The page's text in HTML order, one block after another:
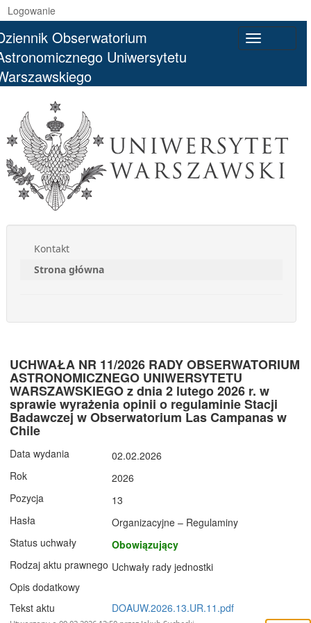
Logowanie
navigation
Obserwatorium
Uniwersytetu
Kontakt
Strona główna
UCHWAŁA NR 11/2026 RADY OBSERWATORIUM
ASTRONOMICZNEGO UNIWERSYTETU
WARSZAWSKIEGO z dnia 2 lutego 2026 r. w
sprawie wyrażenia opinii o regulaminie Stacji
Badawczej w Obserwatorium Las Campanas w
Chile
Data wydania
02.02.2026
Rok
2026
Pozycja
13
Hasła
Organizacyjne – Regulaminy
Status uchwały
Obowiązujący
Rodzaj aktu prawnego Uchwały rady jednostki
Opis dodatkowy
Tekst aktu
DOAUW.2026.13.UR.11.pdf